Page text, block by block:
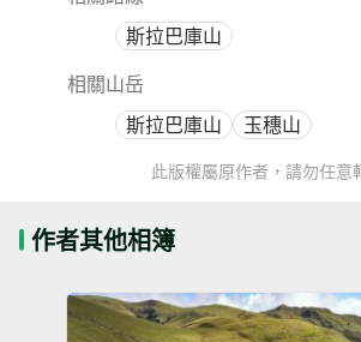
斯拉巴庫山
相關山岳
斯拉巴庫山
玉穗山
此版權屬原作者，請勿任意
作者其他相簿